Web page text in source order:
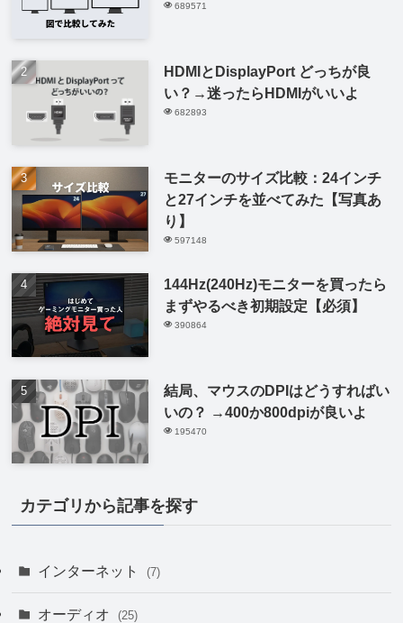
689571
HDMIとDisplayPort どっちが良
い？→迷ったらHDMIがいいよ
682893
モニターのサイズ比較：24インチ
と27インチを並べてみた【写真あ
り】
597148
144Hz(240Hz)モニターを買ったら
まずやるべき初期設定【必須】
390864
結局、マウスのDPIはどうすればい
いの？ →400か800dpiが良いよ
195470
カテゴリから記事を探す
インターネット (7)
オーディオ (25)